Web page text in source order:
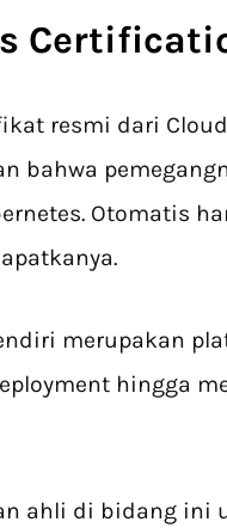
resmi dari
bahwa
Otomatis
merupakan
hingga
ahli di bidang ini